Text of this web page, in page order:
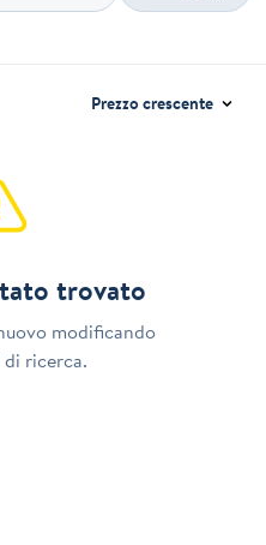
Prezzo crescente
trovato
modificando
ricerca.